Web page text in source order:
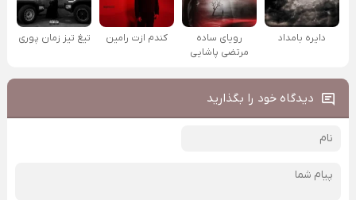
دایره بامداد
رویای ساده
مرتضی پاشایی
کندم ازت رامین تیغ تیز زمان پوری
دیدگاه خود را بگذارید